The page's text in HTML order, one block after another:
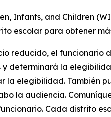
Infants, and Children
escolar para obtener
reducido, el
la
elegibilidad. También
la audiencia.
Cada distrito